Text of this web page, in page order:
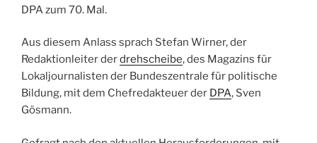
DPA zum 70. Mal.
Aus diesem Anlass sprach Stefan Wirner, der
Redaktionleiter derdrehscheibe, des Magazins für
Lokaljournalisten der Bundeszentrale für politische
Bildung, mit dem Chefredakteuer der DPA, Sven
Gösmann.